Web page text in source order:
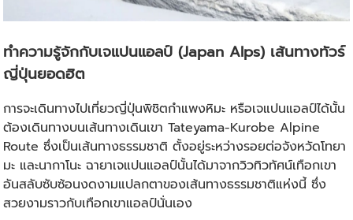
ทำความรู้จักกับเจแปนแอลป์ (Japan Alps) เส้นทางทัวร์
ญี่ปุ่นยอดฮิต
การจะเดินทางไปเที่ยวญี่ปุ่นพิชิตกำแพงหิมะ หรือเจแปนแอลป์ได้นั้น
ต้องเดินทางบนเส้นทางเดินเขา Tateyama-Kurobe Alpine
Route ซึ่งเป็นเส้นทางธรรมชาติ ตั้งอยู่ระหว่างรอยต่อจังหวัดโทยา
มะ และนากาโนะ ฉายาเจแปนแอลป์นั้นได้มาจากวิวทิวทัศน์เทือกเขา
อันสลับซับซ้อนงดงามแปลกตาของเส้นทางธรรมชาติแห่งนี้ ซึ่ง
สวยงามราวกับเทือกเขาแอลป์นั่นเอง